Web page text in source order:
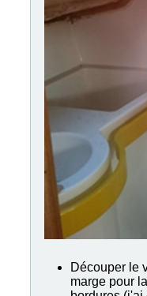
Découper le
marge pour